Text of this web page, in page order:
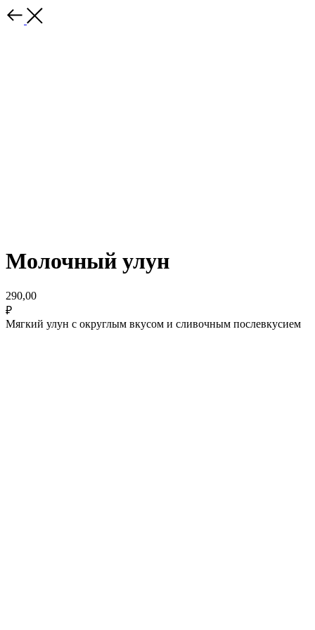
Молочный улун
290,00
₽
Мягкий улун с округлым вкусом и сливочным послевкусием